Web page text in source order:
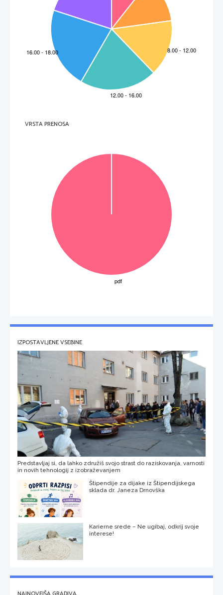
VRSTA PRENOSA
IZPOSTAVLJENE VSEBINE
Predstavljaj si, da lahko združiš svojo strast do raziskovanja, varnosti
in novih tehnologij z izobraževanjem
Štipendije za dijake iz Štipendijskega
sklada dr. Janeza Drnovška
Karierne srede – Ne ugibaj, odkrij svoje
interese!